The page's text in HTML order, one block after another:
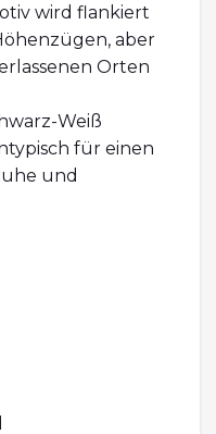
wird flankiert
aber
Orten
Weiß
für einen
und